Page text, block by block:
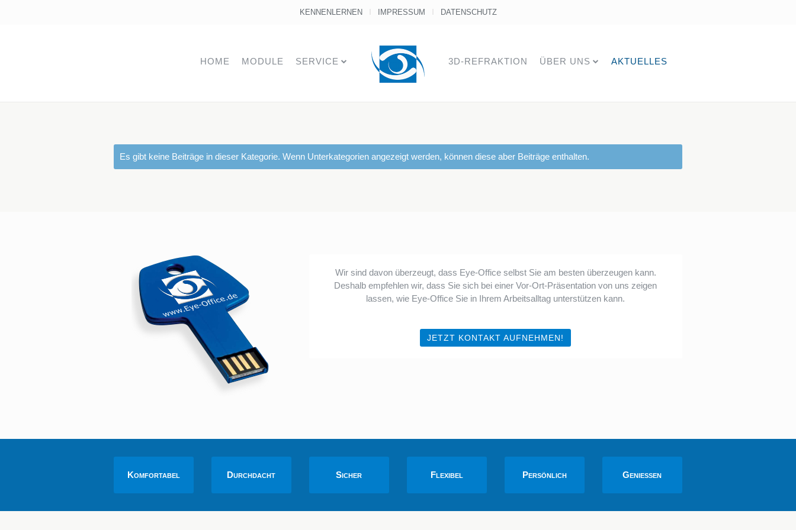
KENNENLERNEN IMPRESSUM DATENSCHUTZ
HOME MODULE SERVICE 3D-REFRAKTION ÜBER UNS AKTUELLES
Es gibt keine Beiträge in dieser Kategorie. Wenn Unterkategorien angezeigt werden, können diese aber Beiträge enthalten.
Wir sind davon überzeugt, dass Eye-Office selbst Sie am besten überzeugen kann.
Deshalb empfehlen wir, dass Sie sich bei einer Vor-Ort-Präsentation von uns zeigen
lassen, wie Eye-Office Sie in Ihrem Arbeitsalltag unterstützen kann.
JETZT KONTAKT AUFNEHMEN!
Komfortabel Durchdacht Sicher Flexibel Persönlich Genießen